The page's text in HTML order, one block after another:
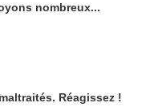
nombreux...
Réagissez !